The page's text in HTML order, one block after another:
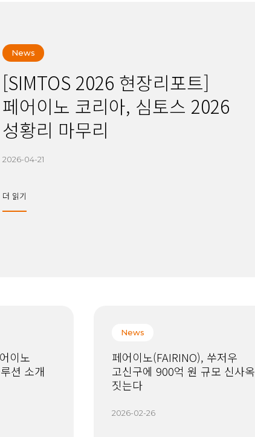
News
[SIMTOS 2026 현장리포트]
페어이노 코리아, 심토스 2026
성황리 마무리
2026-04-21
더 읽기
이노
션 소개
News
페어이노(FAIRINO), 쑤저우
고신구에 900억 원 규모 신사옥
짓는다
2026-02-26